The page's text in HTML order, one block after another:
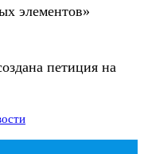
элементов»
петиция на